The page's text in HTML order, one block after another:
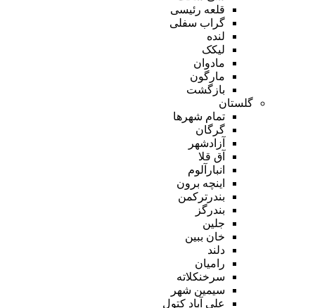
قلعه رئیسی
گراب سفلی
لنده
لیکک
مادوان
مارگون
بازگشت
گلستان
تمام شهر‌ها
گرگان
آزادشهر
آق قلا
انبارآلوم
اینچه برون
بندرترکمن
بندرگز
جلین
خان ببین
دلند
رامیان
سرخنکلاته
سیمین شهر
علی آباد کتول